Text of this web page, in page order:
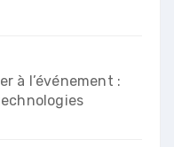
à l’événement :